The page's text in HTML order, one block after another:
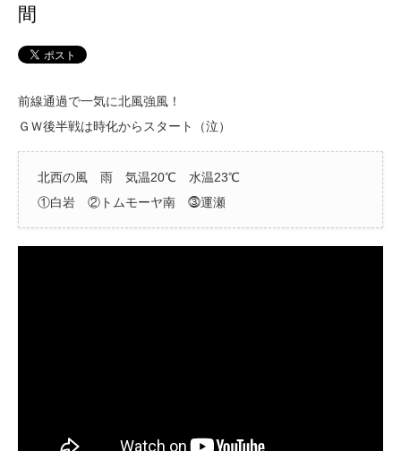
間
前線通過で一気に北風強風！
ＧＷ後半戦は時化からスタート（泣）
北西の風 雨 気温20℃ 水温23℃
①白岩 ②トムモーヤ南 ⓷運瀬